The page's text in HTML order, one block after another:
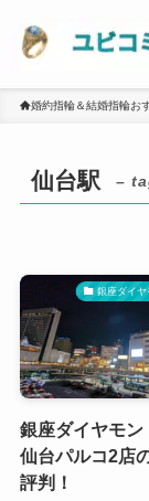
婚約指輪＆結婚指輪お
仙台駅 –
銀座ダイ
銀座ダイヤモン
仙台パルコ2店
評判！